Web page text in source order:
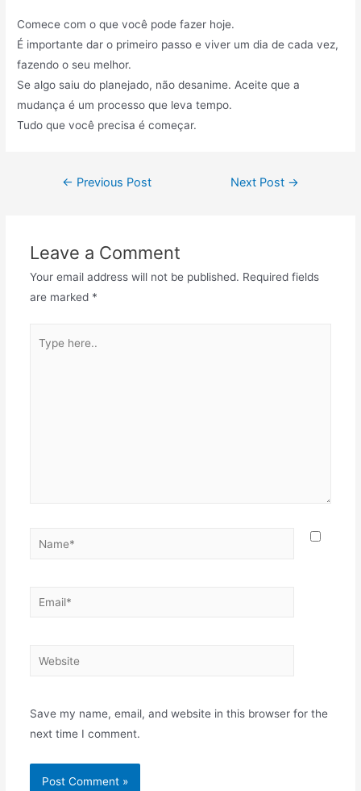
Comece com o que você pode fazer hoje.
É importante dar o primeiro passo e viver um dia de cada vez,
fazendo o seu melhor.
Se algo saiu do planejado, não desanime. Aceite que a
mudança é um processo que leva tempo.
Tudo que você precisa é começar.
← Previous Post Next Post →
Leave a Comment
Your email address will not be published. Required fields
are marked *
Save my name, email, and website in this browser for the
next time I comment.